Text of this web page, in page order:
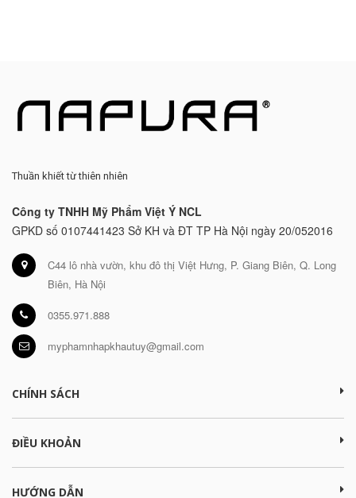
Thuần khiết từ thiên nhiên
Công ty TNHH Mỹ Phẩm Việt Ý NCL
GPKD số 0107441423 Sở KH và ĐT TP Hà Nội ngày 20/052016
C44 lô nhà vườn, khu đô thị Việt Hưng, P. Giang Biên, Q. Long
Biên, Hà Nội
0355.971.888
myphamnhapkhautuy@gmail.com
CHÍNH SÁCH
ĐIỀU KHOẢN
HƯỚNG DẪN